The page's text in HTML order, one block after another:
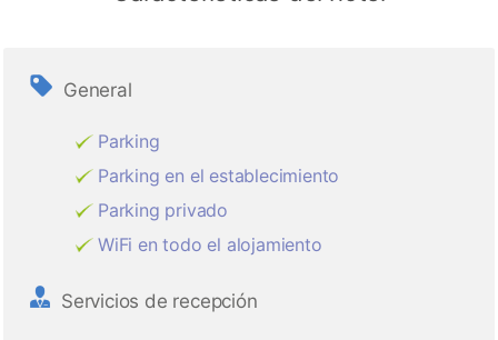
General
Parking
Parking en el establecimiento
Parking privado
WiFi en todo el alojamiento
Servicios de recepción